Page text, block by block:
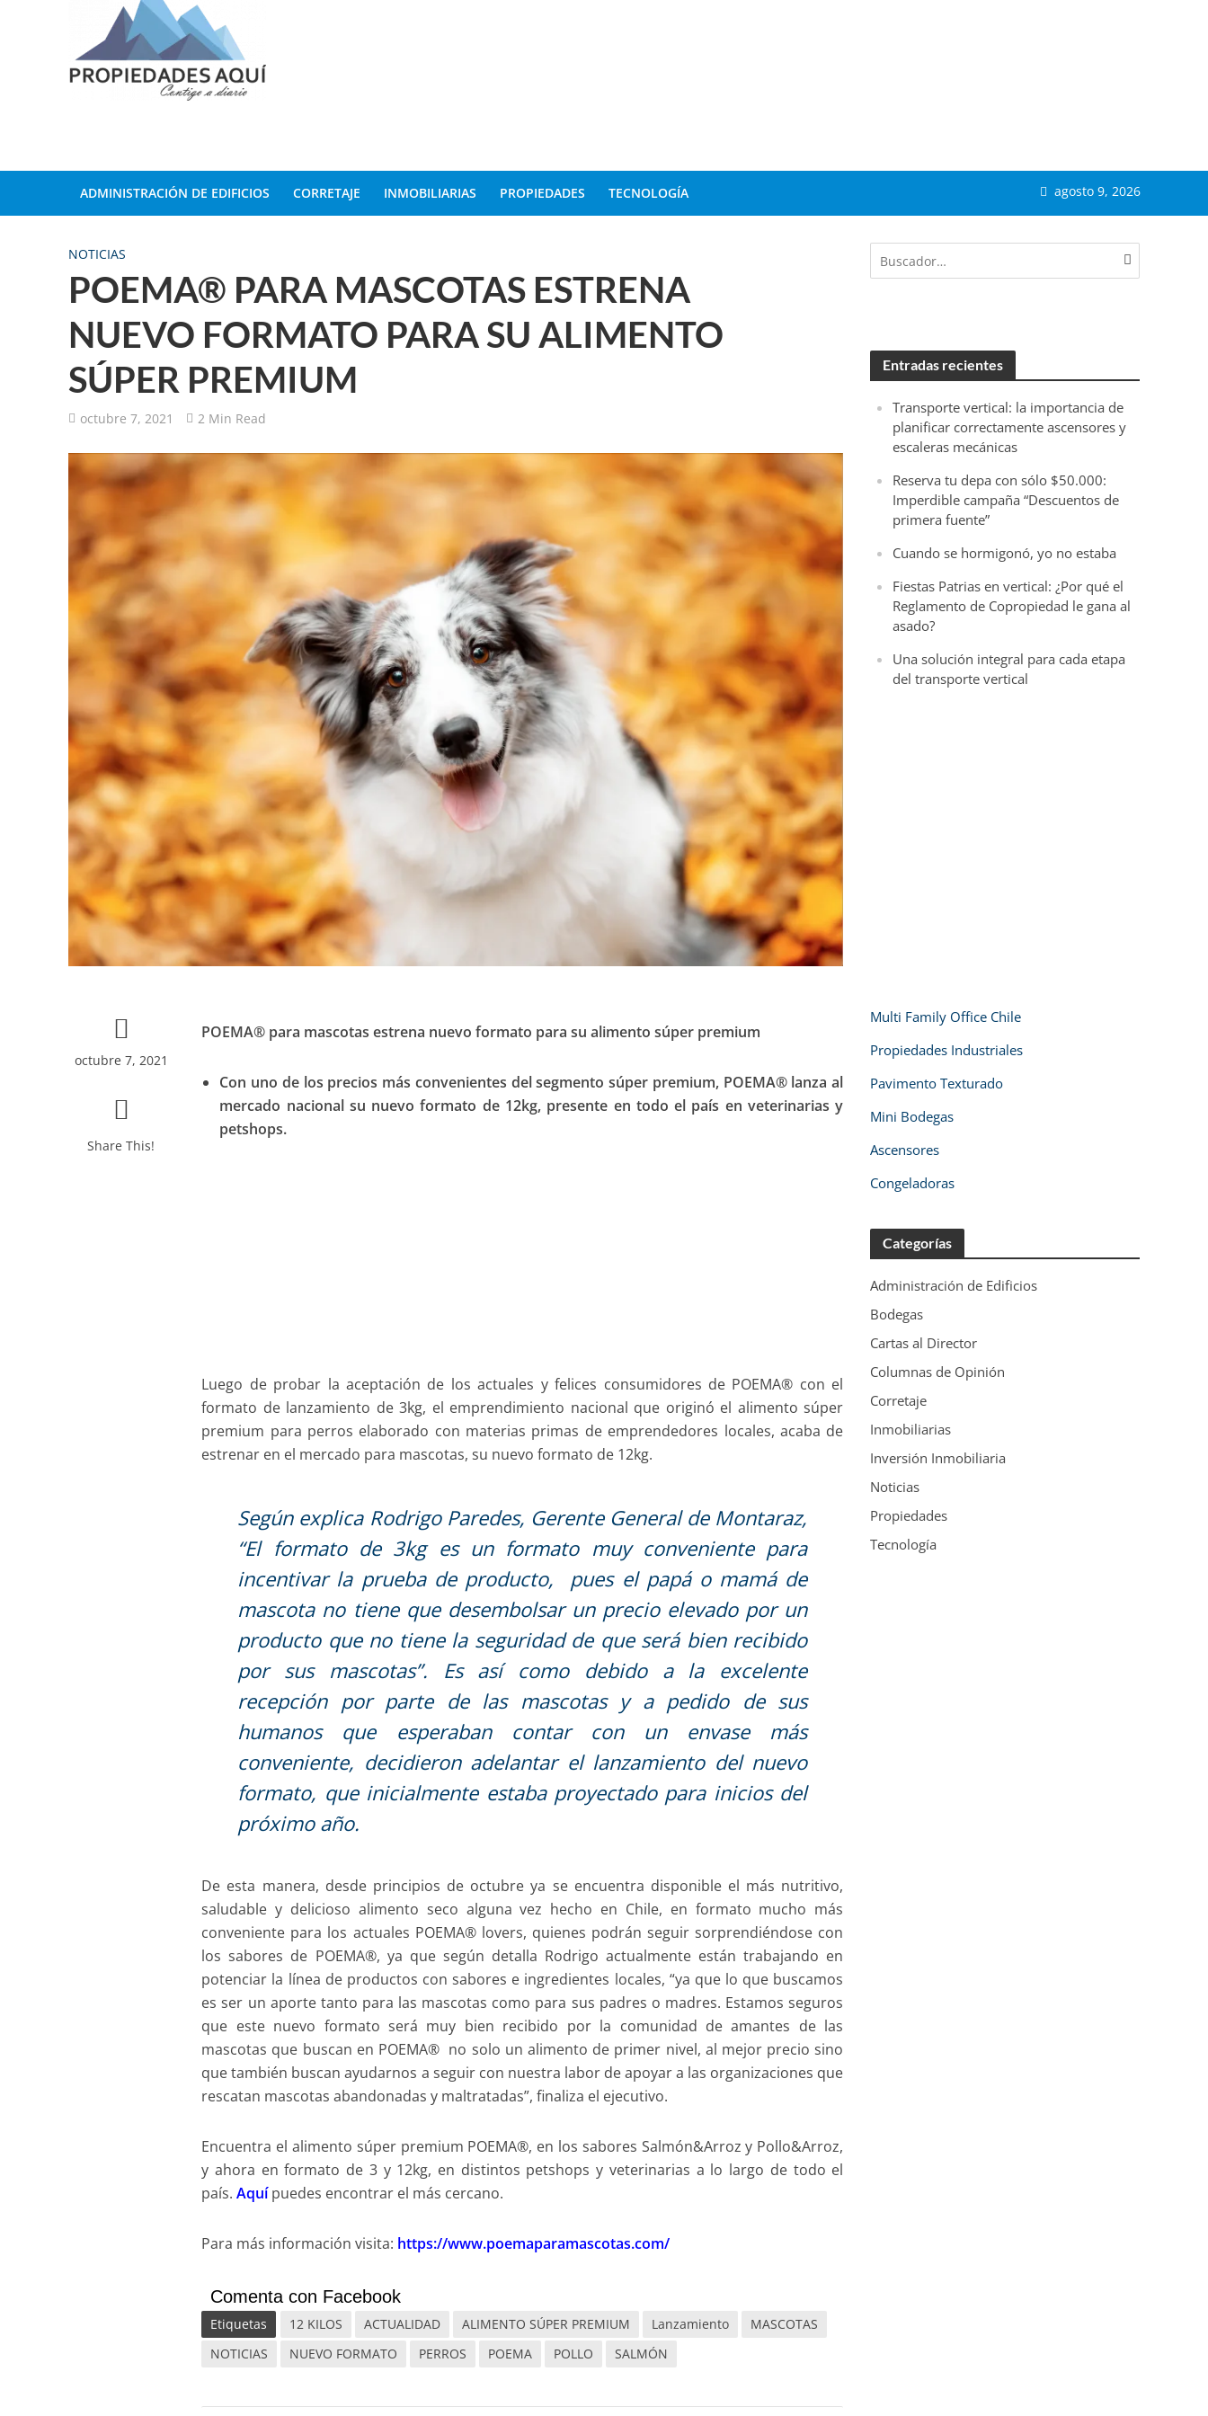
ADMINISTRACIÓN DE EDIFICIOS CORRETAJE INMOBILIARIAS PROPIEDADES TECNOLOGÍA agosto 9, 2026
NOTICIAS
POEMA® PARA MASCOTAS ESTRENA
NUEVO FORMATO PARA SU ALIMENTO
SÚPER PREMIUM
octubre 7, 2021 2 Min Read
octubre 7, 2021
Share This!
POEMA® para mascotas estrena nuevo formato para su alimento súper premium
Con uno de los precios más convenientes del segmento súper premium, POEMA® lanza al
mercado nacional su nuevo formato de 12kg, presente en todo el país en veterinarias y
petshops.
Luego de probar la aceptación de los actuales y felices consumidores de POEMA® con el
formato de lanzamiento de 3kg, el emprendimiento nacional que originó el alimento súper
premium para perros elaborado con materias primas de emprendedores locales, acaba de
estrenar en el mercado para mascotas, su nuevo formato de 12kg.
Según explica Rodrigo Paredes, Gerente General de Montaraz,
“El formato de 3kg es un formato muy conveniente para
incentivar la prueba de producto, pues el papá o mamá de
mascota no tiene que desembolsar un precio elevado por un
producto que no tiene la seguridad de que será bien recibido
por sus mascotas”. Es así como debido a la excelente
recepción por parte de las mascotas y a pedido de sus
humanos que esperaban contar con un envase más
conveniente, decidieron adelantar el lanzamiento del nuevo
formato, que inicialmente estaba proyectado para inicios del
próximo año.
De esta manera, desde principios de octubre ya se encuentra disponible el más nutritivo,
saludable y delicioso alimento seco alguna vez hecho en Chile, en formato mucho más
conveniente para los actuales POEMA® lovers, quienes podrán seguir sorprendiéndose con
los sabores de POEMA®, ya que según detalla Rodrigo actualmente están trabajando en
potenciar la línea de productos con sabores e ingredientes locales, “ya que lo que buscamos
es ser un aporte tanto para las mascotas como para sus padres o madres. Estamos seguros
que este nuevo formato será muy bien recibido por la comunidad de amantes de las
mascotas que buscan en POEMA® no solo un alimento de primer nivel, al mejor precio sino
que también buscan ayudarnos a seguir con nuestra labor de apoyar a las organizaciones que
rescatan mascotas abandonadas y maltratadas”, finaliza el ejecutivo.
Encuentra el alimento súper premium POEMA®, en los sabores Salmón&Arroz y Pollo&Arroz,
y ahora en formato de 3 y 12kg, en distintos petshops y veterinarias a lo largo de todo el
país. Aquípuedes encontrar el más cercano.
Para más información visita: https://www.poemaparamascotas.com/
Comenta con Facebook
Etiquetas 12 KILOS ACTUALIDAD ALIMENTO SÚPER PREMIUM Lanzamiento
MASCOTAS
NOTICIAS
NUEVO FORMATO PERROS POEMA POLLO SALMÓN
Entradas recientes
Transporte vertical: la importancia de
planificar correctamente ascensores y
escaleras mecánicas
Reserva tu depa con sólo $50.000:
Imperdible campaña “Descuentos de
primera fuente”
Cuando se hormigonó, yo no estaba
Fiestas Patrias en vertical: ¿Por qué el
Reglamento de Copropiedad le gana al
asado?
Una solución integral para cada etapa
del transporte vertical
Multi Family Office Chile
Propiedades Industriales
Pavimento Texturado
Mini Bodegas
Ascensores
Congeladoras
Categorías
Administración de Edificios
Bodegas
Cartas al Director
Columnas de Opinión
Corretaje
Inmobiliarias
Inversión Inmobiliaria
Noticias
Propiedades
Tecnología